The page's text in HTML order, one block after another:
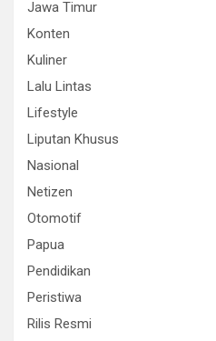
Jawa Timur
Konten
Kuliner
Lalu Lintas
Lifestyle
Liputan Khusus
Nasional
Netizen
Otomotif
Papua
Pendidikan
Peristiwa
Rilis Resmi